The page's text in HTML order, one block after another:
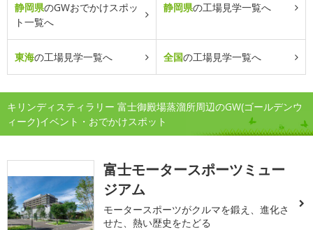
静岡県のGWおでかけスポッ
ト一覧へ
静岡県の工場見学一覧へ
東海の工場見学一覧へ 全国の工場見学一覧へ
キリンディスティラリー 富士御殿場蒸溜所周辺のGW(ゴールデンウ
ィーク)イベント・おでかけスポット
富士モータースポーツミュー
ジアム
モータースポーツがクルマを鍛え、進化さ
せた、熱い歴史をたどる